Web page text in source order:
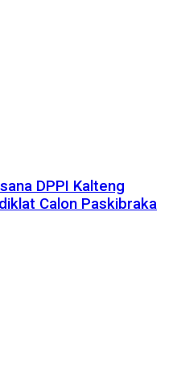
DPPI Kalteng
Calon Paskibraka